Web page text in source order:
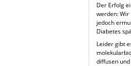
Der Erfolg
werden: Wir
jedoch
Diabetes
Leider gibt
diffusen